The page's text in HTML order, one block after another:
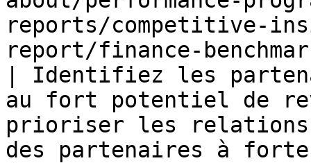
reports/competitive-
report/finance-
| Identifiez les
au fort potentiel de
prioriser les relations
des partenaires à